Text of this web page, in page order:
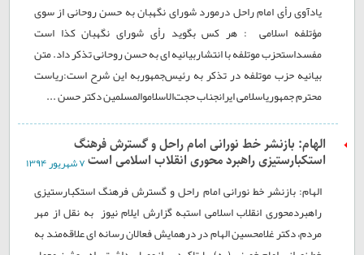
یادآوی رأی امام راحل درمورد شورای نگهبان به حسن روحانی از سوی
مؤتلفه اسلامی : هر کس بگوید رأی شورای نگهبان کذا است
مفسداستحزب موتلفه با انتشاربیانیه ای به حسن روحانی تذکر داد. متن
بیانیه حزب موتلفه در تذکر به رئیس‌جمهوربه این شرح است:ریاست
محترم جمهوریاسلامی ایرانجناب حجت‌الاسلاموالمسلمین دکتر حسن ...
الهام: بازنشر خط نورانی امام راحل و گسترش فرهنگ
استکبارستیزی راهبرد محوری انقلاب اسلامی است۷ شهريور ۱۳۹۴
الهام: بازنشر خط نورانی امام راحل و گسترش فرهنگ استکبارستیزی
راهبردمحوری انقلاب اسلامی استبه گزارش ایلام نیوز به نقل از مهر
مردم، دکتر غلامحسین الهام در درهمایش فعالان رسانه ای علاقه‌مند به